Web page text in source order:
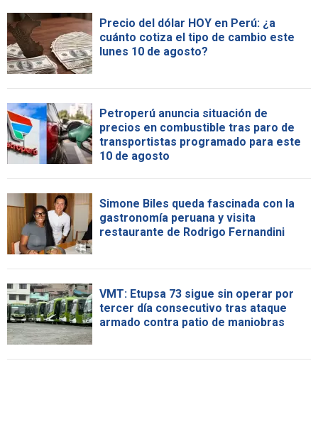
Precio del dólar HOY en Perú: ¿a
cuánto cotiza el tipo de cambio este
lunes 10 de agosto?
Petroperú anuncia situación de
precios en combustible tras paro de
transportistas programado para este
10 de agosto
Simone Biles queda fascinada con la
gastronomía peruana y visita
restaurante de Rodrigo Fernandini
VMT: Etupsa 73 sigue sin operar por
tercer día consecutivo tras ataque
armado contra patio de maniobras